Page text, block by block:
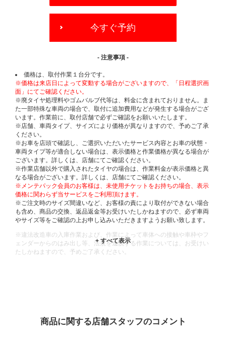
OPTIONS
今すぐ予約
- 注意事項 -
価格は、取付作業１台分です。
※価格は来店日によって変動する場合がございますので、「日程選択画
面」にてご確認ください。
※廃タイヤ処理料やゴムバルブ代等は、料金に含まれておりません。ま
た一部特殊な車両の場合で、取付に追加費用などが発生する場合がござ
います。作業前に、取付店舗で必ずご確認をお願いいたします。
※店舗、車両タイプ、サイズにより価格が異なりますので、予めご了承
ください。
※お車を店頭で確認し、ご選択いただいたサービス内容とお車の状態・
車両タイプ等が適合しない場合は、表示価格と作業価格が異なる場合が
ございます。詳しくは、店舗にてご確認ください。
※作業店舗以外で購入されたタイヤの場合は、作業料金が表示価格と異
なる場合がございます。詳しくは、店舗にてご確認ください。
※メンテパック会員のお客様は、未使用チケットをお持ちの場合、表示
価格に関わらず当サービスをご利用頂けます。
※ご注文時のサイズ間違いなど、お客様の責により取付ができない場合
も含め、商品の交換、返品返金等お受けいたしかねますので、必ず車両
やサイズ等をご確認の上お申し込みいただきますようお願い致します。
※違法改造車の入庫作業および、作業によって車体への接触や車枠やフ
ェンダーからのはみ出し等、法規を逸脱する作業については、お受けい
たしかねますので、予めご了承ください。
商品に関する店舗スタッフのコメント